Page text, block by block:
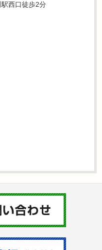
西口徒歩2分